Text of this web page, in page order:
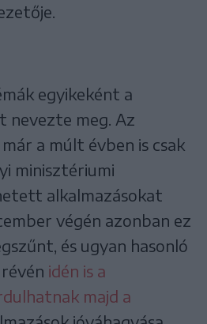
egyikeként a
nevezte meg. Az
a múlt évben is csak
minisztériumi
alkalmazásokat
végén azonban ez
és ugyan hasonló
idén is a
majd a